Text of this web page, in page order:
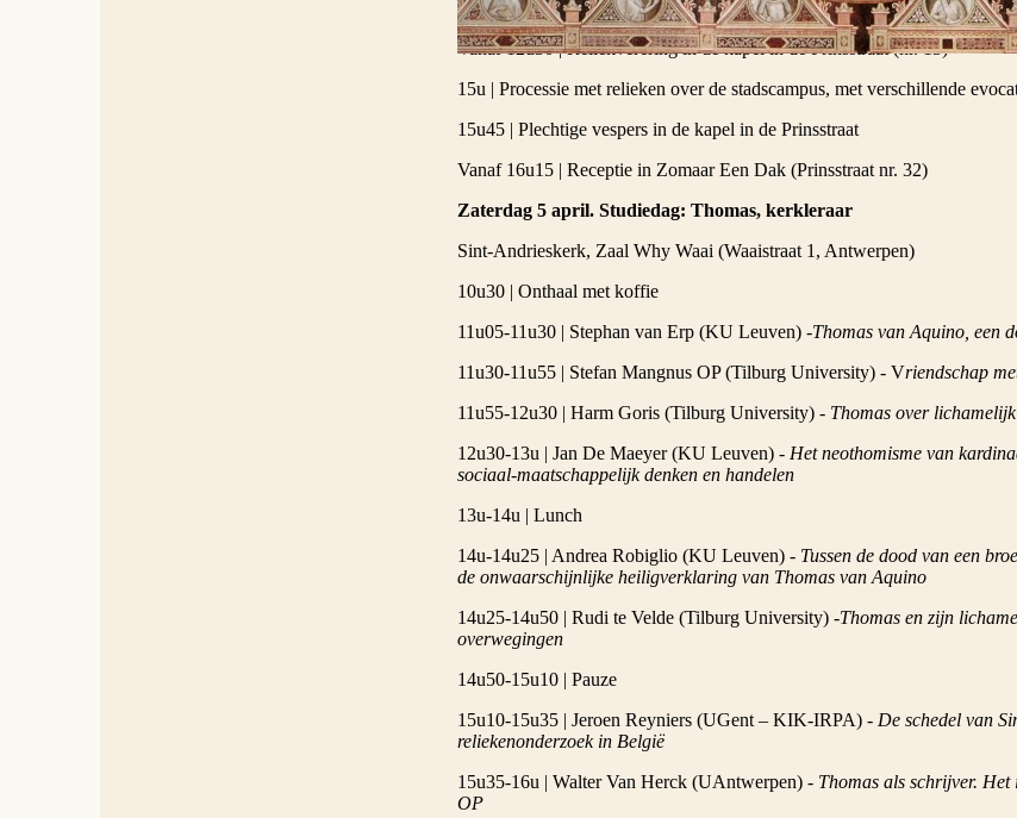
Vrijdag 4 april. Thomas, patroon van de studenten
Vanaf 12u30 | Reliekverering in de kapel in de Prinsstraat (nr. 13)
15u | Processie met relieken over de stadscampus, met verschillende
15u45 | Plechtige vespers in de kapel in de Prinsstraat
Vanaf 16u15 | Receptie in Zomaar Een Dak (Prinsstraat nr. 32)
Zaterdag 5 april. Studiedag: Thomas, kerkleraar
Sint-Andrieskerk, Zaal Why Waai (Waaistraat 1, Antwerpen)
10u30 | Onthaal met koffie
11u05-11u30 | Stephan van Erp (KU Leuven) -Thomas van Aquino, een
11u30-11u55 | Stefan Mangnus OP (Tilburg University) - Vriendschap
11u55-12u30 | Harm Goris (Tilburg University) - Thomas over
12u30-13u | Jan De Maeyer (KU Leuven) - Het neothomisme van
sociaal-maatschappelijk denken en handelen
13u-14u | Lunch
14u-14u25 | Andrea Robiglio (KU Leuven) - Tussen de dood van een
de onwaarschijnlijke heiligverklaring van Thomas van Aquino
14u25-14u50 | Rudi te Velde (Tilburg University) -Thomas en zijn
overwegingen
14u50-15u10 | Pauze
15u10-15u35 | Jeroen Reyniers (UGent – KIK-IRPA) - De schedel van
reliekenonderzoek in België
15u35-16u | Walter Van Herck (UAntwerpen) - Thomas als schrijver.
OP